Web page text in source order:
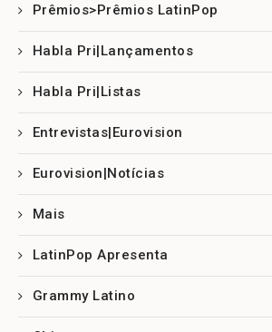
Prêmios>Prêmios LatinPop
Habla Pri|Lançamentos
Habla Pri|Listas
Entrevistas|Eurovision
Eurovision|Notícias
Mais
LatinPop Apresenta
Grammy Latino